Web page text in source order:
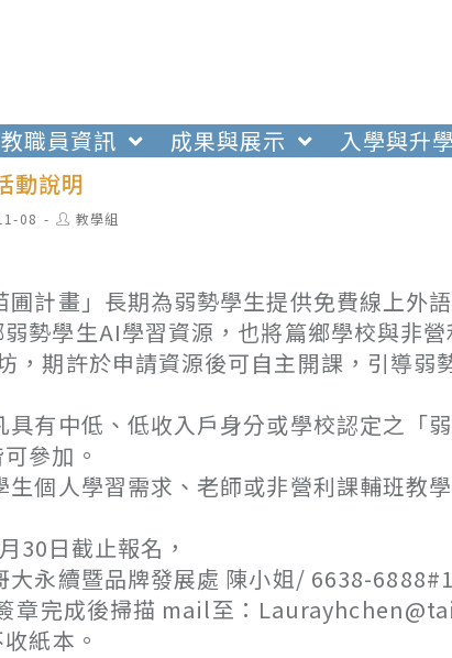
教職員資訊 成果與展示 入學與升學
動說明
08
Post教學組
圃計畫」長期為弱勢學生提供免費線上外
勢學生AI學習資源，也將篇鄉學校與非
，期許於申請資源後可自主開課，引導
具有中低、低收入戶身分或學校認定之「
參加。
生個人學習需求、老師或非營利課輔班教
30日截止報名，
大永續暨品牌發展處 陳小姐/ 6638-
章完成後掃描 mail至：
紙本。